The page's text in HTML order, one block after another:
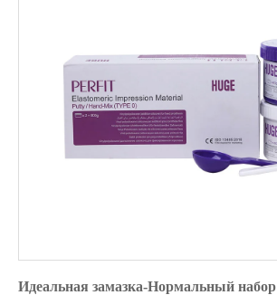
Идеальная замазка-Нормальный набор